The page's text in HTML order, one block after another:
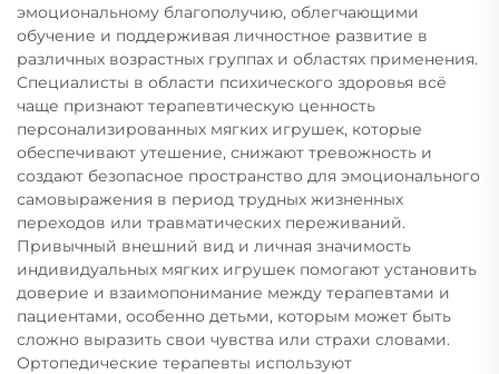
эмоциональному благополучию, облегчающими
обучение и поддерживая личностное развитие в
различных возрастных группах и областях применения.
Специалисты в области психического здоровья всё
чаще признают терапевтическую ценность
персонализированных мягких игрушек, которые
обеспечивают утешение, снижают тревожность и
создают безопасное пространство для эмоционального
самовыражения в период трудных жизненных
переходов или травматических переживаний.
Привычный внешний вид и личная значимость
индивидуальных мягких игрушек помогают установить
доверие и взаимопонимание между терапевтами и
пациентами, особенно детьми, которым может быть
сложно выразить свои чувства или страхи словами.
Ортопедические терапевты используют